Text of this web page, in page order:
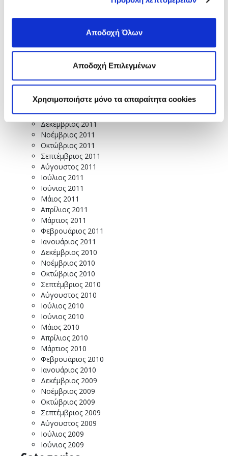
Αποδοχή Όλων
Αποδοχή Επιλεγμένων
Χρησιμοποιήστε μόνο τα απαραίτητα cookies
Οκτώβριος 2012
Σεπτέμβριος 2012
Αύγουστος 2012
Ιούλιος 2012
Μάιος 2012
Απρίλιος 2012
Φεβρουάριος 2012
Ιανουάριος 2012
Δεκέμβριος 2011
Νοέμβριος 2011
Οκτώβριος 2011
Σεπτέμβριος 2011
Αύγουστος 2011
Ιούλιος 2011
Ιούνιος 2011
Μάιος 2011
Απρίλιος 2011
Μάρτιος 2011
Φεβρουάριος 2011
Ιανουάριος 2011
Δεκέμβριος 2010
Νοέμβριος 2010
Οκτώβριος 2010
Σεπτέμβριος 2010
Αύγουστος 2010
Ιούλιος 2010
Ιούνιος 2010
Μάιος 2010
Απρίλιος 2010
Μάρτιος 2010
Φεβρουάριος 2010
Ιανουάριος 2010
Δεκέμβριος 2009
Νοέμβριος 2009
Οκτώβριος 2009
Σεπτέμβριος 2009
Αύγουστος 2009
Ιούλιος 2009
Ιούνιος 2009